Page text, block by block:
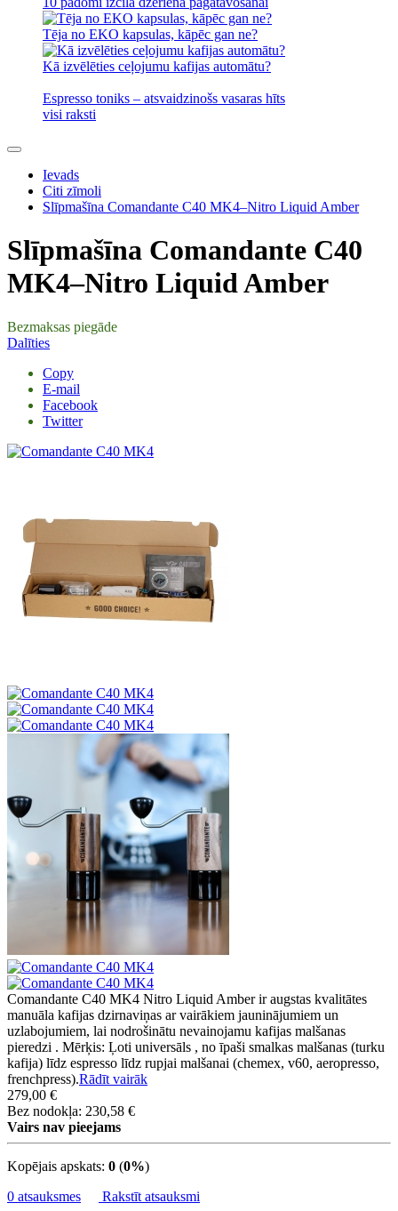
Tēja no EKO kapsulas, kāpēc gan ne?
Kā izvēlēties ceļojumu kafijas automātu?
Espresso toniks – atsvaidzinošs vasaras hīts
visi raksti
Ievads
Citi zīmoli
Slīpmašīna Comandante C40 MK4–Nitro Liquid Amber
Slīpmašīna Comandante C40
MK4–Nitro Liquid Amber
Bezmaksas piegāde
Dalīties
Copy
E-mail
Facebook
Twitter
Comandante C40 MK4 Nitro Liquid Amber ir augstas kvalitātes
manuāla kafijas dzirnaviņas ar vairākiem jauninājumiem un
uzlabojumiem, lai nodrošinātu nevainojamu kafijas malšanas
pieredzi . Mērķis: Ļoti universāls , no īpaši smalkas malšanas (turku
kafija) līdz espresso līdz rupjai malšanai (chemex, v60, aeropresso,
frenchpress).Rādīt vairāk
279,00 €
Bez nodokļa: 230,58 €
Vairs nav pieejams
Kopējais apskats: 0 (0%)
0 atsauksmes
Rakstīt atsauksmi